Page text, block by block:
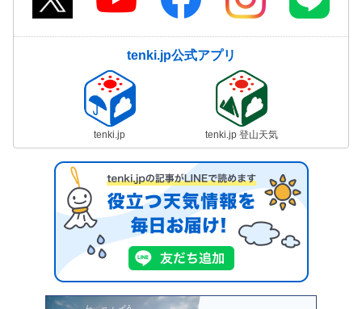
tenki.jp公式アプリ
tenki.jp tenki.jp 登山天気